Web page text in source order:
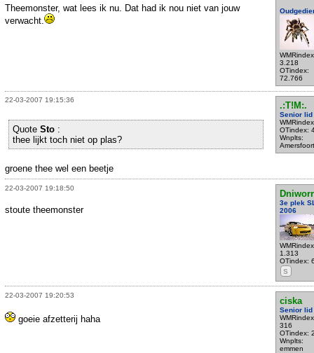
3.218
OTindex:
72.766
Theemonster, wat lees ik nu. Dat had ik nou niet van jouw
verwacht.
22-03-2007 19:15:36
.:T!M:.
Senior lid
OTindex:
Wnplts:
Amersfoort
Quote Sto :
thee lijkt toch niet op plas?
groene thee wel een beetje
22-03-2007 19:18:50
3e plek
2006
1.313
OTindex:
S
stoute theemonster
22-03-2007 19:20:53
ciska
Senior lid
316
OTindex:
Wnplts:
emmen
goeie afzetterij haha